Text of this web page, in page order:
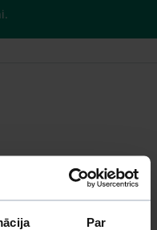
Par
Jūsu jautājumu